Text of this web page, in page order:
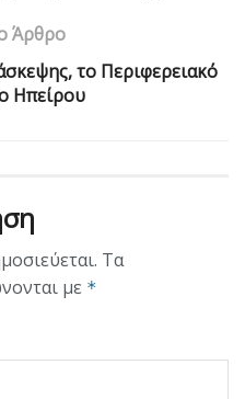
Άρθρο
το Περιφερειακό
Ηπείρου
Τα
με *